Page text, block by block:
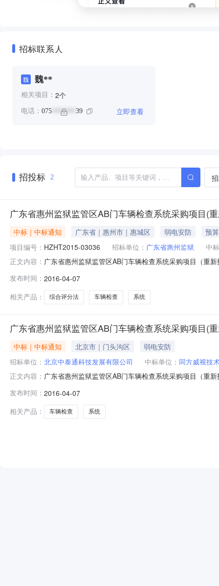
招标联系人
魏 魏**
相关项目： 2个
电话： 075 ******* 39 立即查看
招投标 2
广东省惠州监狱监管区AB门车辆检查系统采购项目(
中标｜中标通知 广东省｜惠州市｜惠城区 弱电安防
预
项目编号： HZHT2015-03036 招标单位： 广东省惠州监狱
中
正文内容： 广东省惠州监狱监管区AB门车辆检查系统采购项目（重
告正文联系人及联系方式：项目联系人详见公告正文项
工程顾问有限公司代理
发布时间： 2016-04-07
相关产品：
综合评分法 车辆检查 系统
广东省惠州监狱监管区AB门车辆检查系统采购项目(
中标｜中标通知 北京市｜门头沟区
弱电安防
招标单位： 北京中泰通科技发展有限公司 中标单位： 同方威视技
正文内容： 广东省惠州监狱监管区AB门车辆检查系统采购项目（重
项目负责人：罗泽强项目经办人：杨俊鹏广东惠通工程
发布时间： 2016-04-07
相关产品：
车辆检查 系统